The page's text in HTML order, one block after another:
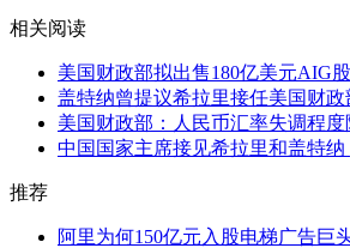
相关阅读
美国财政部拟出售180亿美元AIG
盖特纳曾提议希拉里接任美国财政
美国财政部：人民币汇率失调程度
中国国家主席接见希拉里和盖特纳
推荐
阿里为何150亿元入股电梯广告巨